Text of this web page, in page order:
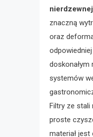
nierdzewnej
znaczną
oraz
doskonałym
systemów
Filtry ze stali
proste
materiał